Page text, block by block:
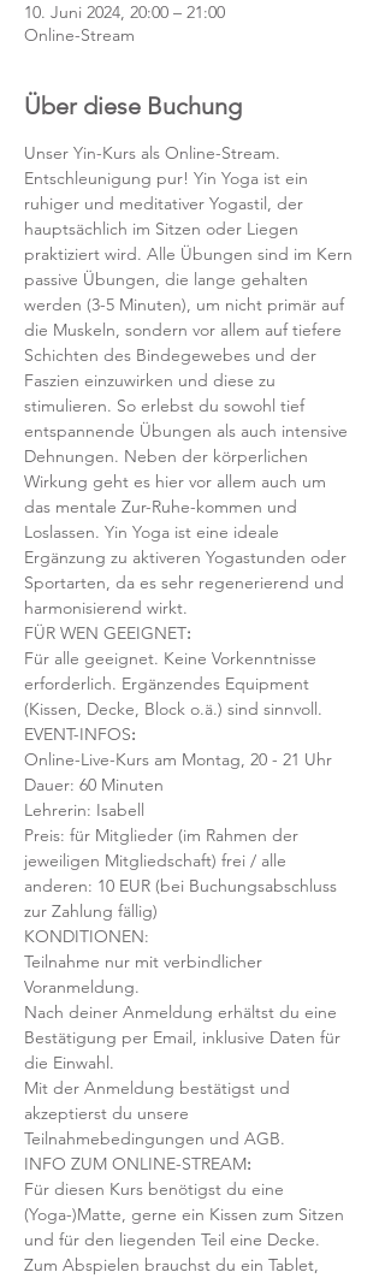
10. Juni 2024, 20:00 – 21:00
Online-Stream
Über diese Buchung
Unser Yin-Kurs als Online-Stream.
Entschleunigung pur! Yin Yoga ist ein
ruhiger und meditativer Yogastil, der
hauptsächlich im Sitzen oder Liegen
praktiziert wird. Alle Übungen sind im Kern
passive Übungen, die lange gehalten
werden (3-5 Minuten), um nicht primär auf
die Muskeln, sondern vor allem auf tiefere
Schichten des Bindegewebes und der
Faszien einzuwirken und diese zu
stimulieren. So erlebst du sowohl tief
entspannende Übungen als auch intensive
Dehnungen. Neben der körperlichen
Wirkung geht es hier vor allem auch um
das mentale Zur-Ruhe-kommen und
Loslassen. Yin Yoga ist eine ideale
Ergänzung zu aktiveren Yogastunden oder
Sportarten, da es sehr regenerierend und
harmonisierend wirkt.
FÜR WEN GEEIGNET:
Für alle geeignet. Keine Vorkenntnisse
erforderlich. Ergänzendes Equipment
(Kissen, Decke, Block o.ä.) sind sinnvoll.
EVENT-INFOS:
Online-Live-Kurs am Montag, 20 - 21 Uhr
Dauer: 60 Minuten
Lehrerin: Isabell
Preis: für Mitglieder (im Rahmen der
jeweiligen Mitgliedschaft) frei / alle
anderen: 10 EUR (bei Buchungsabschluss
zur Zahlung fällig)
KONDITIONEN:
Teilnahme nur mit verbindlicher
Voranmeldung.
Nach deiner Anmeldung erhältst du eine
Bestätigung per Email, inklusive Daten für
die Einwahl.
Mit der Anmeldung bestätigst und
akzeptierst du unsere
Teilnahmebedingungen und AGB.
INFO ZUM ONLINE-STREAM:
Für diesen Kurs benötigst du eine
(Yoga-)Matte, gerne ein Kissen zum Sitzen
und für den liegenden Teil eine Decke.
Zum Abspielen brauchst du ein Tablet,